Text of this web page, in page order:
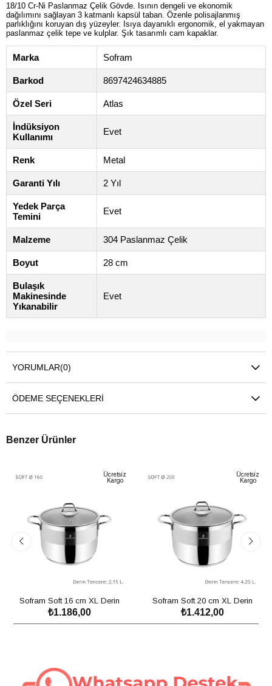
18/10 Cr-Ni Paslanmaz Çelik Gövde. Isının dengeli ve ekonomik
dağılımını sağlayan 3 katmanlı kapsül taban. Özenle polisajlanmış
parlıklığını koruyan dış yüzeyler. Isıya dayanıklı ergonomik, el yakmayan
paslanmaz çelik tepe ve kulplar. Şık tasarımlı cam kapaklar.
Marka Sofram
Barkod 8697424634885
Özel Seri Atlas
İndüksiyon
Kullanımı
Evet
Renk Metal
Garanti Yılı 2 Yıl
Yedek Parça
Temini
Evet
Malzeme 304 Paslanmaz Çelik
Boyut 28 cm
Bulaşık
Makinesinde
Yıkanabilir
Evet
YORUMLAR(0)
ÖDEME SEÇENEKLERI
Benzer Ürünler
Ücretsiz
Kargo
Sofram Soft 16 cm XL Derin
Tencere - 2,15 Litre
₺1.186,00
SEPETE EKLE
Ücretsiz
Kargo
Sofram Soft 20 cm XL Derin
Tencere - 4,25 Litre
₺1.412,00
SEPETE EKLE